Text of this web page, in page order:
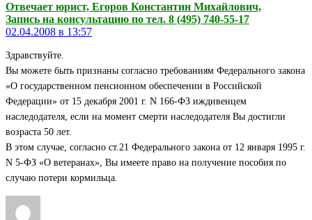
Отвечает юрист, Егоров Константин Михайлович,
Запись на консультацию по тел. 8 (495) 740-55-17
02.04.2008 в 13:57
Здравствуйте.
Вы можете быть признаны согласно требованиям Федерального закона
«О государственном пенсионном обеспечении в Российской
Федерации» от 15 декабря 2001 г. N 166-ФЗ иждивенцем
наследодателя, если на момент смерти наследодателя Вы достигли
возраста 50 лет.
В этом случае, согласно ст.21 Федерального закона от 12 января 1995 г.
N 5-ФЗ «О ветеранах», Вы имеете право на получение пособия по
случаю потери кормильца.